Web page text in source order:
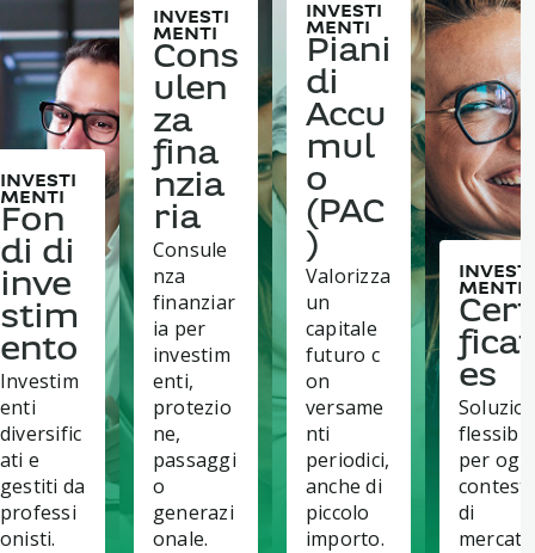
INVESTI
MENTI
Fon
di di
inve
stim
ento
Investim
enti
diversific
ati e
gestiti da
professi
onisti.
INVESTI
MENTI
Cons
ulen
za
fina
nzia
ria
Consule
nza
finanziar
ia per
investim
enti,
protezio
ne,
passaggi
o
generazi
onale.
INVESTI
MENTI
Piani
di
Accu
mul
o
(PAC
)
Valorizza
un
capitale
futuro c
on
versame
nti
periodici,
anche di
piccolo
importo.
INVESTI
MENTI
ficat
es
flessibili
per
di